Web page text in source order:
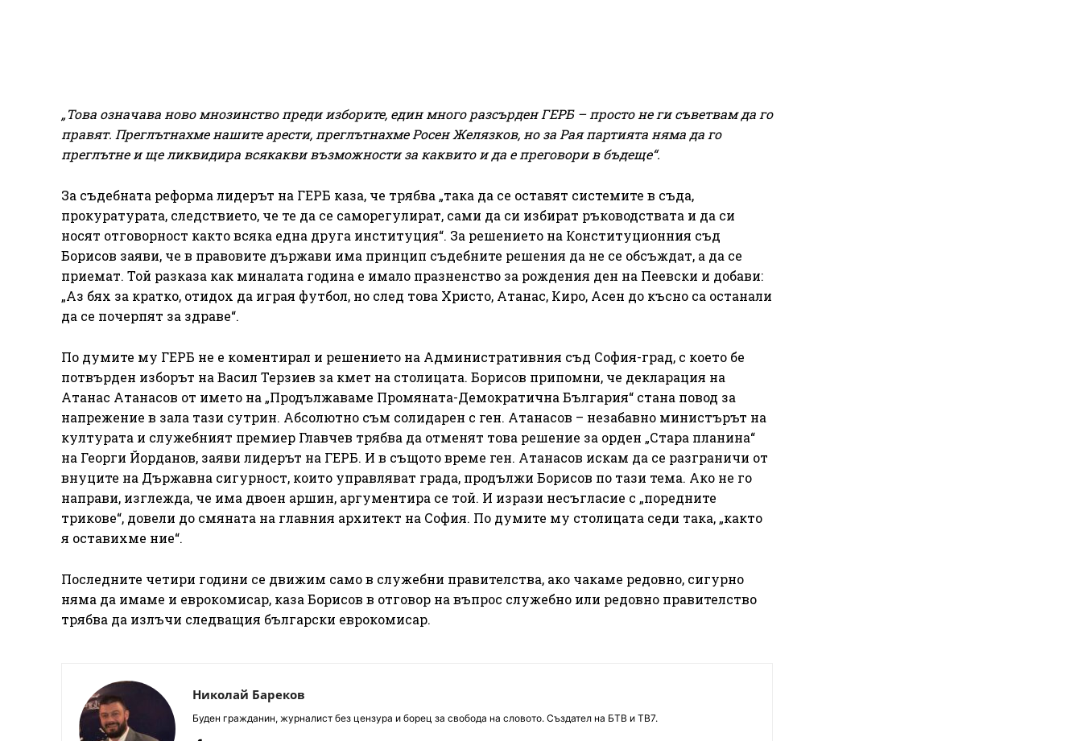
„Това означава ново мнозинство преди изборите, един много разсърден ГЕРБ – просто не ги съветвам да го
правят. Преглътнахме нашите арести, преглътнахме Росен Желязков, но за Рая партията няма да го
преглътне и ще ликвидира всякакви възможности за каквито и да е преговори в бъдеще“.
За съдебната реформа лидерът на ГЕРБ каза, че трябва „така да се оставят системите в съда,
прокуратурата, следствието, че те да се саморегулират, сами да си избират ръководствата и да си
носят отговорност както всяка една друга институция“. За решението на Конституционния съд
Борисов заяви, че в правовите държави има принцип съдебните решения да не се обсъждат, а да се
приемат. Той разказа как миналата година е имало празненство за рождения ден на Пеевски и добави:
„Аз бях за кратко, отидох да играя футбол, но след това Христо, Атанас, Киро, Асен до късно са останали
да се почерпят за здраве“.
По думите му ГЕРБ не е коментирал и решението на Административния съд София-град, с което бе
потвърден изборът на Васил Терзиев за кмет на столицата. Борисов припомни, че декларация на
Атанас Атанасов от името на „Продължаваме Промяната-Демократична България“ стана повод за
напрежение в зала тази сутрин. Абсолютно съм солидарен с ген. Атанасов – незабавно министърът на
културата и служебният премиер Главчев трябва да отменят това решение за орден „Стара планина“
на Георги Йорданов, заяви лидерът на ГЕРБ. И в същото време ген. Атанасов искам да се разграничи от
внуците на Държавна сигурност, които управляват града, продължи Борисов по тази тема. Ако не го
направи, изглежда, че има двоен аршин, аргументира се той. И изрази несъгласие с „поредните
трикове“, довели до смяната на главния архитект на София. По думите му столицата седи така, „както
я оставихме ние“.
Последните четири години се движим само в служебни правителства, ако чакаме редовно, сигурно
няма да имаме и еврокомисар, каза Борисов в отговор на въпрос служебно или редовно правителство
трябва да излъчи следващия български еврокомисар.
Николай Бареков
Буден гражданин, журналист без цензура и борец за свобода на словото. Създател на БТВ и ТВ7.